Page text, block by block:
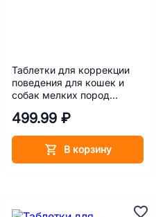
Таблетки для коррекции
поведения для кошек и
собак мелких пород
табл
499.99 ₽
В корзину